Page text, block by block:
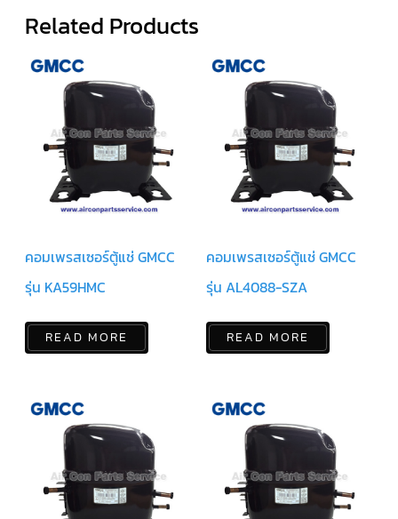
มอเตอร์
มอเตอร์
DAIKIN
มอเตอร์
FASCO
RUAMTHONG
มอเตอร์
KRUGER
อะไหล่
แอร์
คอนโทรล
แอร์
แอร์
แบบ
มี
สาย
Related Products
คอมเพรสเซอร์ตู้แช่ GMCC
รุ่น KA59HMC
READ MORE
คอมเพรสเซอร์ตู้แช่ GMCC
รุ่น AL4088-SZA
READ MORE